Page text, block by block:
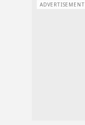
ADVERTISEMENT